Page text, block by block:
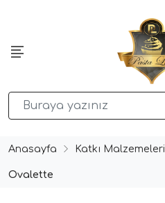
Anasayfa Katkı Malzemeleri
Ovalette